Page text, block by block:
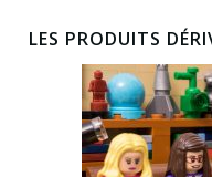
LES PRODUITS